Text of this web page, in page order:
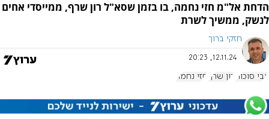
הדחת אל"מ חזי נחמה, בו בזמן שסא"ל רון שרף, ממייסדי אחים
לנשק, ממשיך לשרת
חזקי ברוך
12.11.24, 20:23
צבי סוכות רון שרף חזי נחמה